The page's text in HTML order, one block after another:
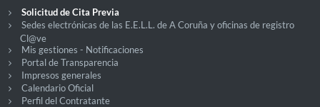
Solicitud de Cita Previa
Sedes electrónicas de las E.E.L.L. de A Coruña y oficinas de registro
Cl@ve
Mis gestiones - Notificaciones
Portal de Transparencia
Impresos generales
Calendario Oficial
Perfil del Contratante